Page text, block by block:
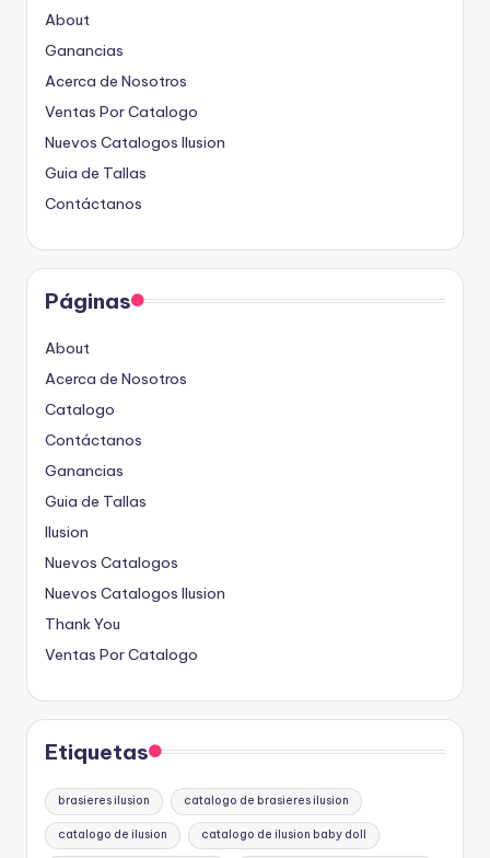
About
Ganancias
Acerca de Nosotros
Ventas Por Catalogo
Nuevos Catalogos Ilusion
Guia de Tallas
Contáctanos
Páginas
About
Acerca de Nosotros
Catalogo
Contáctanos
Ganancias
Guia de Tallas
Ilusion
Nuevos Catalogos
Nuevos Catalogos Ilusion
Thank You
Ventas Por Catalogo
Etiquetas
brasieres ilusion catalogo de brasieres ilusion
catalogo de ilusion catalogo de ilusion baby doll